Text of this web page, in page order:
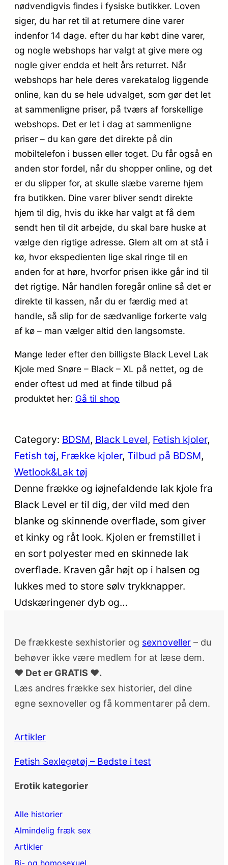
nødvendigvis findes i fysiske butikker. Loven
siger, du har ret til at returnere dine varer
indenfor 14 dage. efter du har købt dine varer,
og nogle webshops har valgt at give mere og
nogle giver endda et helt års returret. Når
webshops har hele deres varekatalog liggende
online, kan du se hele udvalget, som gør det let
at sammenligne priser, på tværs af forskellige
webshops. Det er let i dag at sammenligne
priser – du kan gøre det direkte på din
mobiltelefon i bussen eller toget. Du får også en
anden stor fordel, når du shopper online, og det
er du slipper for, at skulle slæbe varerne hjem
fra butikken. Dine varer bliver sendt direkte
hjem til dig, hvis du ikke har valgt at få dem
sendt hen til dit arbejde, du skal bare huske at
vælge den rigtige adresse. Glem alt om at stå i
kø, hvor ekspedienten lige skal ringe til en
anden for at høre, hvorfor prisen ikke går ind til
det rigtige. Når handlen foregår online så det er
direkte til kassen, når du er færdig med at
handle, så slip for de sædvanlige forkerte valg
af kø – man vælger altid den langsomste.
Mange leder efter den billigste Black Level Lak
Kjole med Snøre – Black – XL på nettet, og de
ender oftest ud med at finde tilbud på
produktet her: Gå til shop
Category: BDSM, Black Level, Fetish kjoler
Fetish tøj, Frække kjoler, Tilbud på BDSM
Wetlook&Lak tøj
Denne frække og iøjnefaldende lak kjole fra
Black Level er til dig, der vild med den
blanke og skinnende overflade, som giver
et kinky og råt look. Kjolen er fremstillet i
en sort polyester med en skinnede lak
overflade. Kraven går højt op i halsen og
lukkes med to store sølv trykknapper.
Udskæringener dyb og…
De frækkeste sexhistorier og sexnoveller – du
behøver ikke være medlem for at læse dem.
♥ Det er GRATIS ♥.
Læs andres frække sex historier, del dine
egne sexnoveller og få kommentarer på dem.
Artikler
Fetish Sexlegetøj – Bedste i test
Erotik kategorier
Alle historier
Almindelig fræk sex
Artikler